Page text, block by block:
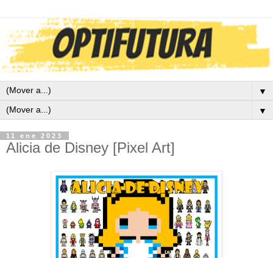
▼
▼
11 ene 2023
Alicia de Disney [Pixel Art]